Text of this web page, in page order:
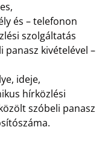
és – telefonon
szolgáltatás
panasz kivételével –
ideje,
hírközlési
szóbeli panasz